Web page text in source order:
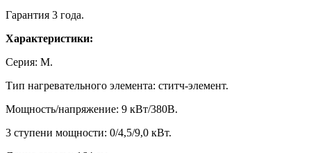
Гарантия 3 года.
Характеристики:
Серия: М.
Тип нагревательного элемента: ститч-элемент.
Мощность/напряжение: 9 кВт/380В.
3 ступени мощности: 0/4,5/9,0 кВт.